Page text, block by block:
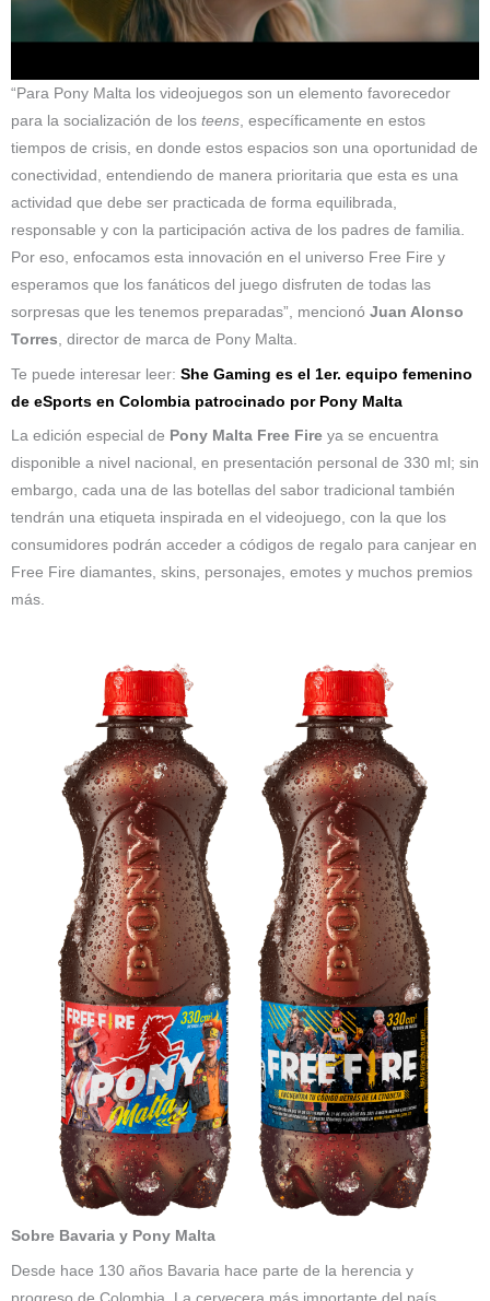
“Para Pony Malta los videojuegos son un elemento favorecedor
para la socialización de los teens , específicamente en estos
tiempos de crisis, en donde estos espacios son una oportunidad de
conectividad, entendiendo de manera prioritaria que esta es una
actividad que debe ser practicada de forma equilibrada,
responsable y con la participación activa de los padres de familia.
Por eso, enfocamos esta innovación en el universo Free Fire y
esperamos que los fanáticos del juego disfruten de todas las
sorpresas que les tenemos preparadas”, mencionó Juan Alonso
Torres , director de marca de Pony Malta.
Te puede interesar leer: She Gaming es el 1er. equipo femenino
de eSports en Colombia patrocinado por Pony Malta
La edición especial de Pony Malta Free Fire ya se encuentra
disponible a nivel nacional, en presentación personal de 330 ml; sin
embargo, cada una de las botellas del sabor tradicional también
tendrán una etiqueta inspirada en el videojuego, con la que los
consumidores podrán acceder a códigos de regalo para canjear en
Free Fire diamantes, skins, personajes, emotes y muchos premios
más.
Sobre Bavaria y Pony Malta
Desde hace 130 años Bavaria hace parte de la herencia y